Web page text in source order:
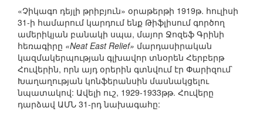
«Չիկագո դեյլի թրիբյուն» օրաթերթի 1919թ. հուլիսի
31-ի համարում կարդում ենք Թիֆլիսում գործող
ամերիկյան բանակի սպա, մայոր Ջոզեֆ Գրինի
հեռագիրը «Neat East Relief» մարդասիրական
կազմակերպության գլխավոր տնօրեն Հերբերթ
Հուվերին, որն այդ օրերին գտնվում էր Փարիզում`
Խաղաղության կոնֆերանսին մասնակցելու
նպատակով: Ավելի ուշ, 1929-1933թթ. Հուվերը
դարձավ ԱՄՆ 31-րդ նախագահը: